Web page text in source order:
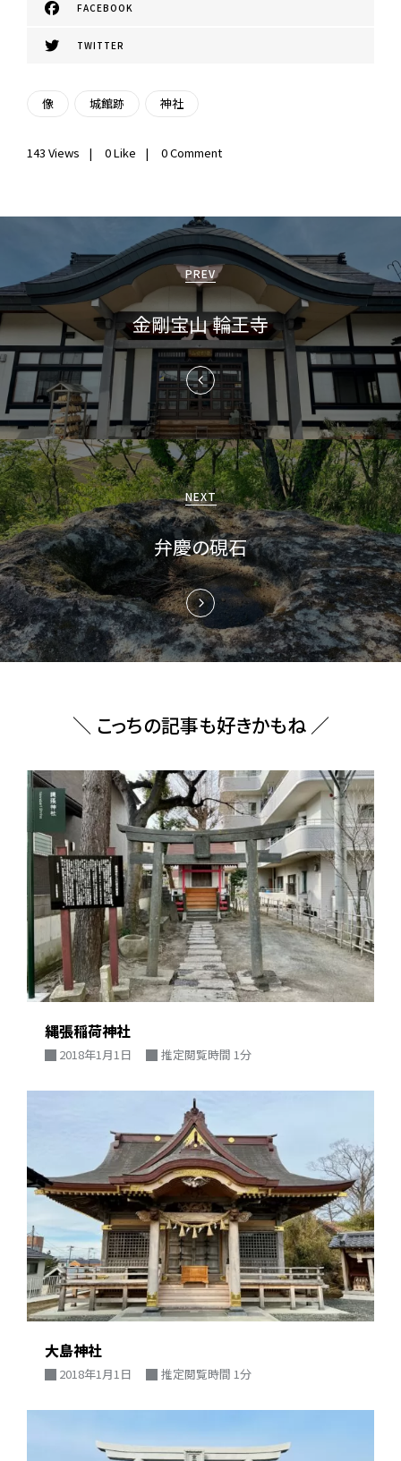
FACEBOOK
TWITTER
像 城館跡 神社
143 Views 0Like 0 Comment
稿
ナ
ビ
ゲ
ー
シ
ョ
ン
PREV
金剛宝山 輪王寺
NEXT
弁慶の硯石
＼ こっちの記事も好きかもね ／
縄張稲荷神社
2018年1月1日 推定閲覧時間 1分
大島神社
2018年1月1日 推定閲覧時間 1分